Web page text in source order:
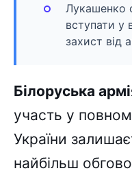
Лукашенко
вступати у
захист від
Білоруська
участь у
України
найбільш